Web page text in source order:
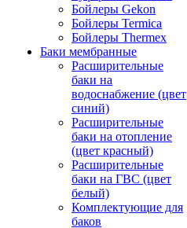
Бойлеры Gekon
Бойлеры Termica
Бойлеры Thermex
Баки мембранные
Расширительные
баки на
водоснабжение (цвет
синий)
Расширительные
баки на отопление
(цвет красный)
Расширительные
баки на ГВС (цвет
белый)
Комплектующие для
баков